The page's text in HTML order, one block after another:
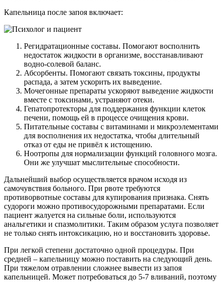
Капельница после запоя включает:
Регидратационные составы. Помогают восполнить
недостаток жидкости в организме, восстанавливают
водно-солевой баланс.
Абсорбенты. Помогают связать токсины, продукты
распада, а затем ускорить их выведение.
Мочегонные препараты ускоряют выведение жидкости
вместе с токсинами, устраняют отеки.
Гепатопротекторы для поддержания функции клеток
печени, помощь ей в процессе очищения крови.
Питательные составы с витаминами и микроэлементами
для восполнения их недостатка, чтобы длительный
отказ от еды не привёл к истощению.
Ноотропы для нормализации функций головного мозга.
Они же улучшат мыслительные способности.
Дальнейший выбор осуществляется врачом исходя из
самочувствия больного. При рвоте требуются
противорвотные составы для купирования признака. Снять
судороги можно противосудорожными препаратами. Если
пациент жалуется на сильные боли, используются
анальгетики и спазмолитики. Таким образом услуга позволяет
не только снять интоксикацию, но и восстановить здоровье.
При легкой степени достаточно одной процедуры. При
средней – капельницу можно поставить на следующий день.
При тяжелом отравлении сложнее вывести из запоя
капельницей. Может потребоваться до 5-7 вливаний, поэтому